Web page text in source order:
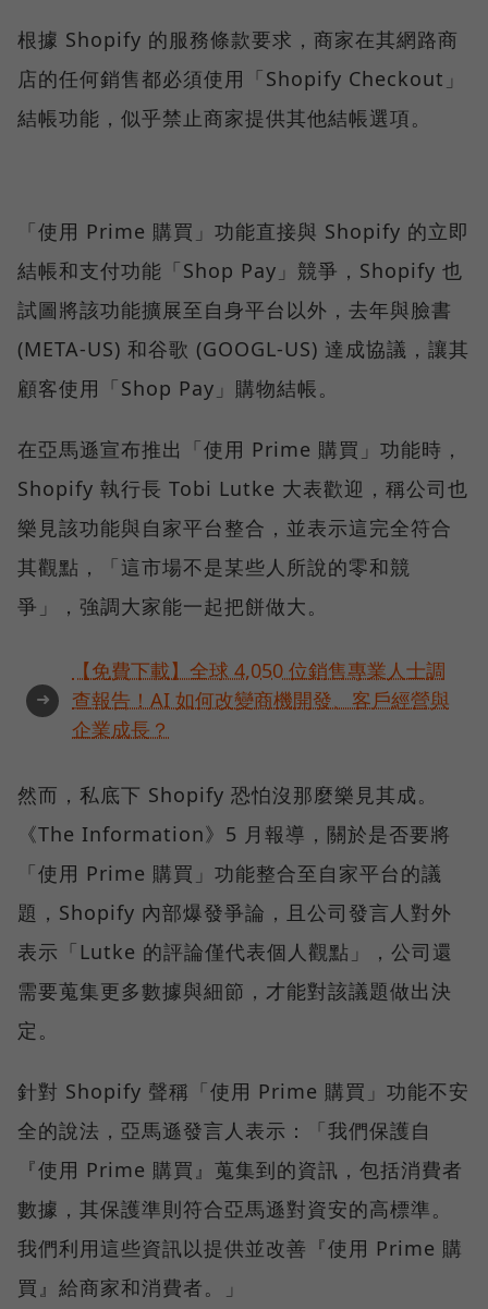
根據 Shopify 的服務條款要求，商家在其網路商
店的任何銷售都必須使用「Shopify Checkout」
結帳功能，似乎禁止商家提供其他結帳選項。
「使用 Prime 購買」功能直接與 Shopify 的立即
結帳和支付功能「Shop Pay」競爭，Shopify 也
試圖將該功能擴展至自身平台以外，去年與臉書
(META-US) 和谷歌 (GOOGL-US) 達成協議，讓其
顧客使用「Shop Pay」購物結帳。
在亞馬遜宣布推出「使用 Prime 購買」功能時，
Shopify 執行長 Tobi Lutke 大表歡迎，稱公司也
樂見該功能與自家平台整合，並表示這完全符合
其觀點，「這市場不是某些人所說的零和競
爭」，強調大家能一起把餅做大。
➜
【免費下載】全球 4,050 位銷售專業人士調
查報告！AI 如何改變商機開發、客戶經營與
企業成長？
然而，私底下 Shopify 恐怕沒那麼樂見其成。
《The Information》5 月報導，關於是否要將
「使用 Prime 購買」功能整合至自家平台的議
題，Shopify 內部爆發爭論，且公司發言人對外
表示「Lutke 的評論僅代表個人觀點」，公司還
需要蒐集更多數據與細節，才能對該議題做出決
定。
針對 Shopify 聲稱「使用 Prime 購買」功能不安
全的說法，亞馬遜發言人表示：「我們保護自
『使用 Prime 購買』蒐集到的資訊，包括消費者
數據，其保護準則符合亞馬遜對資安的高標準。
我們利用這些資訊以提供並改善『使用 Prime 購
買』給商家和消費者。」